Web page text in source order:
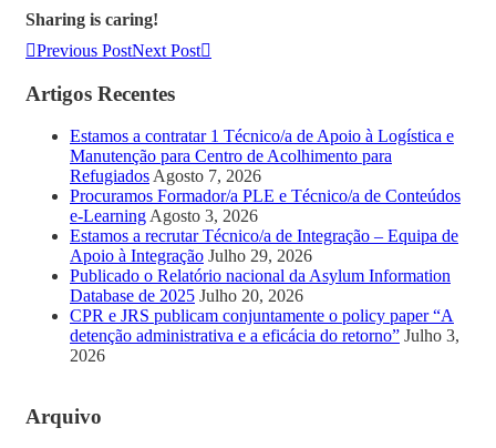
Sharing is caring!
Previous PostNext Post
Artigos Recentes
Estamos a contratar 1 Técnico/a de Apoio à Logística e
Manutenção para Centro de Acolhimento para
RefugiadosAgosto 7, 2026
Procuramos Formador/a PLE e Técnico/a de Conteúdos
e-LearningAgosto 3, 2026
Estamos a recrutar Técnico/a de Integração – Equipa de
Apoio à Integração Julho 29, 2026
Publicado o Relatório nacional da Asylum Information
Database de 2025 Julho 20, 2026
CPR e JRS publicam conjuntamente o policy paper “A
detenção administrativa e a eficácia do retorno” Julho 3,
2026
Arquivo